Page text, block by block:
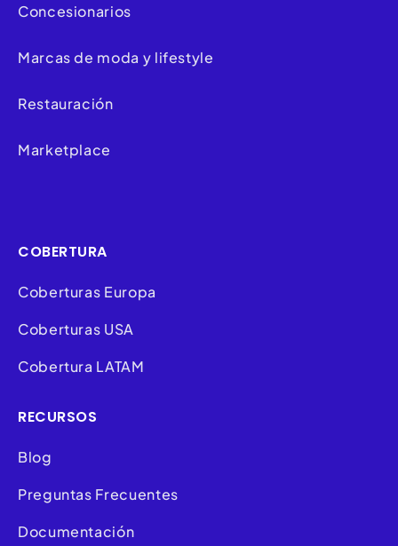
Concesionarios
Marcas de moda y lifestyle
Restauración
Marketplace
COBERTURA
Coberturas Europa
Coberturas USA
Cobertura LATAM
RECURSOS
Blog
Preguntas Frecuentes
Documentación